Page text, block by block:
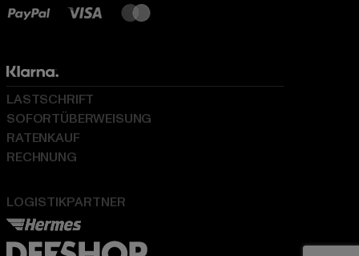
LOGISTIKPARTNER
LASTSCHRIFT
SOFORTÜBERWEISUNG
RATENKAUF
RECHNUNG